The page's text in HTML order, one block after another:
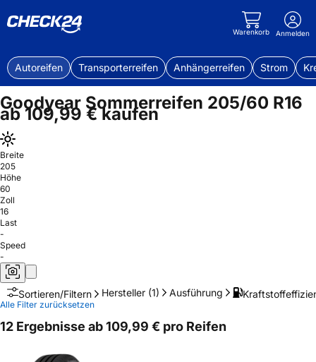
Warenkorb Anmelden
Autoreifen Transporterreifen Anhängerreifen Strom
Goodyear Sommerreifen 205/60 R16
ab 109,99 € kaufen
Breite
205
Höhe
60
Zoll
16
Last
-
Speed
-
Sortieren/Filtern Hersteller (1) Ausführung
Alle Filter zurücksetzen
12 Ergebnisse ab 109,99 € pro Reifen